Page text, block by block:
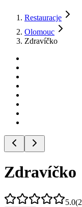
Restauracje
Olomouc
Zdravíčko
Zdravíčko
5.0(2